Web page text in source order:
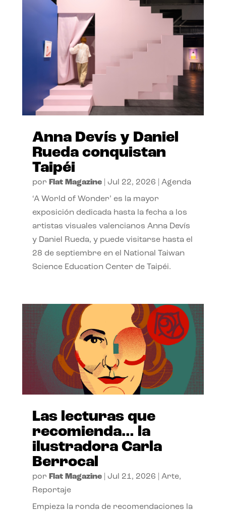
Anna Devís y Daniel
Rueda conquistan
Taipéi
por Flat Magazine| Jul 22, 2026 Agenda
‘A World of Wonder’ es la mayor
exposición dedicada hasta la fecha a los
artistas visuales valencianos Anna Devís
y Daniel Rueda, y puede visitarse hasta el
28 de septiembre en el National Taiwan
Science Education Center de Taipéi.
Las lecturas que
recomienda… la
ilustradora Carla
Berrocal
por Flat Magazine| Jul 21, 2026 Arte,
Reportaje
Empieza la ronda de recomendaciones la